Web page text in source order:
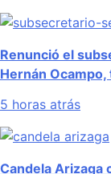
Renunció el
Hernán
5 horas atrás
Candela Arizaga